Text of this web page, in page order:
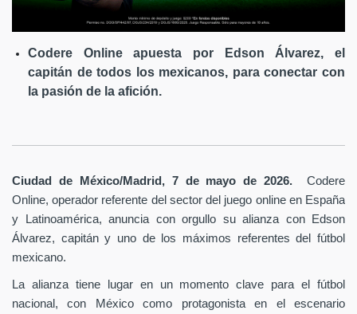
Codere Online apuesta por Edson Álvarez, el
capitán de todos los mexicanos, para conectar con
la pasión de la afición.
Ciudad de México/Madrid, 7 de mayo de 2026. Codere
Online, operador referente del sector del juego online en España
y Latinoamérica, anuncia con orgullo su alianza con Edson
Álvarez, capitán y uno de los máximos referentes del fútbol
mexicano.
La alianza tiene lugar en un momento clave para el fútbol
nacional, con México como protagonista en el escenario